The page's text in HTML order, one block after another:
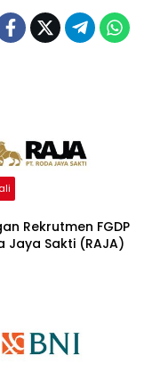
Rekrutmen FGDP
Jaya Sakti (RAJA)